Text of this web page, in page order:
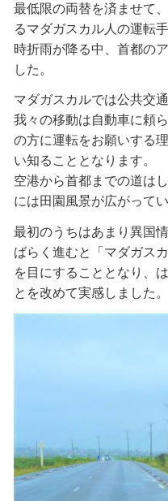
最低限の両替を済ませて
るマダガスカル人の運転
時折雨が降る中、首都の
した。
マダガスカルでは公共交
我々の移動は自動車に頼
の方に運転をお願いする
い知ることとなります。
空港から首都までの道は
には田園風景が広がってい
最初のうちはあまり異国
ばらく進むと「マダガス
を目にすることとなり、
とを改めて実感しました。